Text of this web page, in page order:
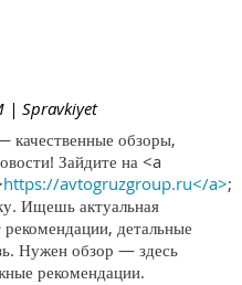
| Spravkiyet
качественные обзоры,
Зайдите на <a
https://avtogruzgroup.ru</a>;
Ищешь актуальная
детальные
Нужен обзор — здесь
рекомендации.